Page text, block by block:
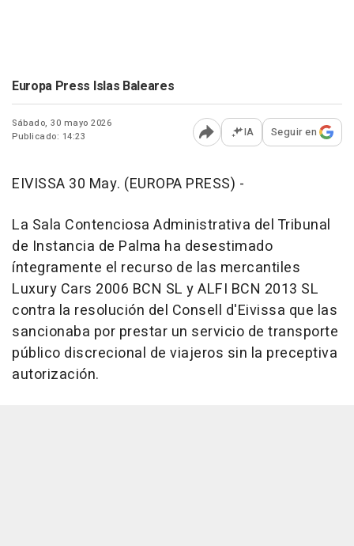
Europa Press Islas Baleares
Sábado, 30 mayo 2026
Publicado: 14:23
Abrir opciones para
IA Seguir en
EIVISSA 30 May. (EUROPA PRESS) -
La Sala Contenciosa Administrativa del Tribunal
de Instancia de Palma ha desestimado
íntegramente el recurso de las mercantiles
Luxury Cars 2006 BCN SL y ALFI BCN 2013 SL
contra la resolución del Consell d'Eivissa que las
sancionaba por prestar un servicio de transporte
público discrecional de viajeros sin la preceptiva
autorización.